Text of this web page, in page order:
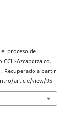
el proceso de
Azcapotzalco.
Recuperado a partir
article/view/95